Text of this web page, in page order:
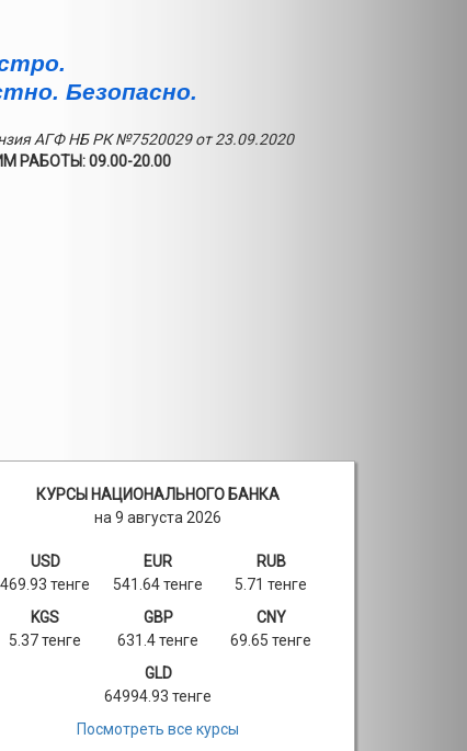
Безопасно.
АГФ НБ РК №7520029 от 23.09.2020
РАБОТЫ: 09.00-20.00
КУРСЫ НАЦИОНАЛЬНОГО БАНКА
на 9 августа 2026
USD
469.93 тенге
EUR
541.64 тенге
RUB
5.71 тенге
KGS
5.37 тенге
GBP
631.4 тенге
CNY
69.65 тенге
GLD
64994.93 тенге
Посмотреть все курсы